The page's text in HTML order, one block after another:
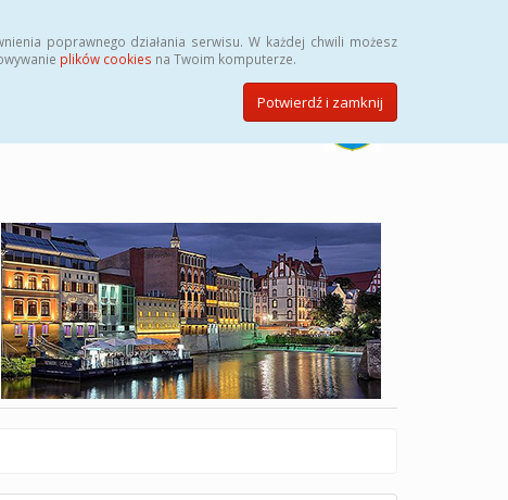
poprawnego działania serwisu. W każdej chwili możesz
plików cookies na Twoim komputerze.
Potwierdź i zamknij